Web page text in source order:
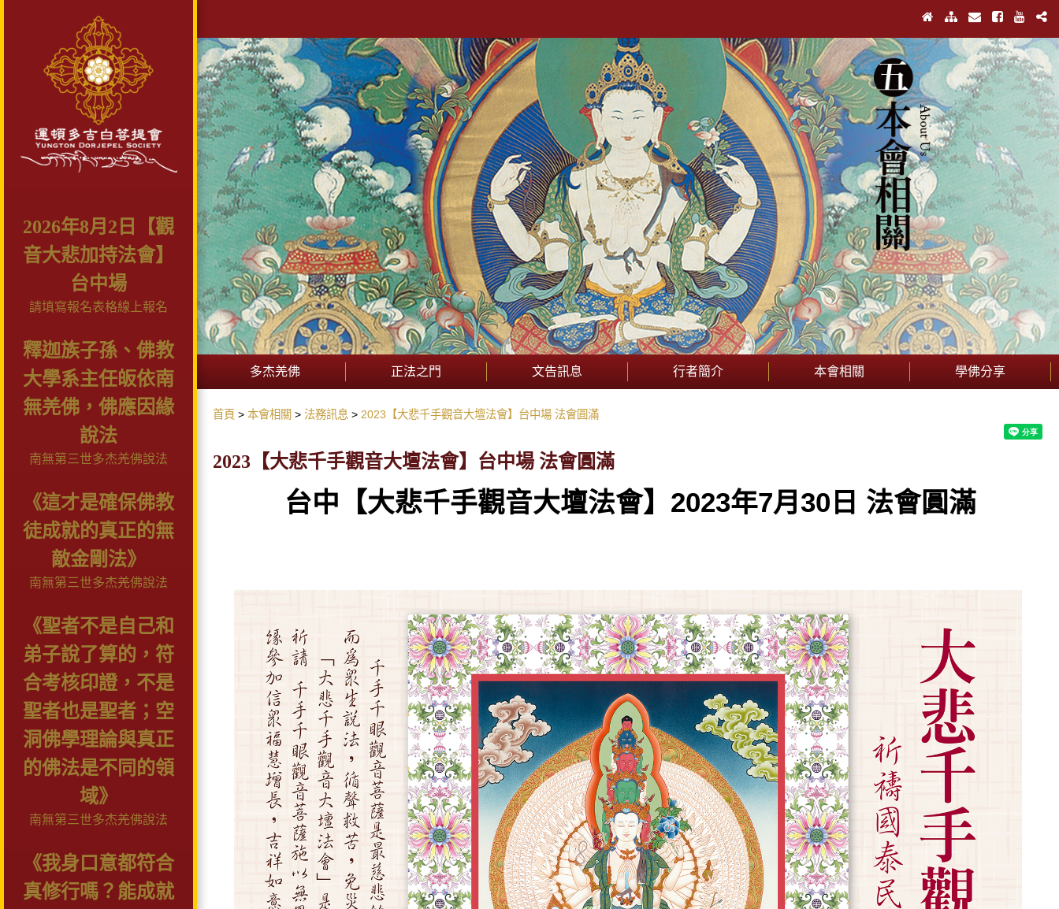
2026年8月2日【觀
音大悲加持法會】
台中場
請填寫報名表格線上報名
釋迦族子孫、佛教
大學系主任皈依南
無羌佛，佛應因緣
說法
南無第三世多杰羌佛說法
《這才是確保佛教
徒成就的真正的無
敵金剛法》
南無第三世多杰羌佛說法
《聖者不是自己和
弟子說了算的，符
合考核印證，不是
聖者也是聖者；空
洞佛學理論與真正
的佛法是不同的領
域》
南無第三世多杰羌佛說法
《我身口意都符合
真修行嗎？能成就
多杰羌佛 正法之門 文告訊息 行者簡介 本會相關 學佛分享
首頁 本會相關 法務訊息 2023【大悲千手觀音大壇法會】台中場 法會圓滿
2023【大悲千手觀音大壇法會】台中場 法會圓滿
台中【大悲千手觀音大壇法會】2023年7月30日 法會圓滿